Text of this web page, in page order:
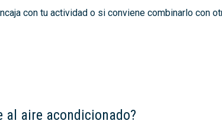
con tu actividad o si conviene combinarlo con
aire acondicionado?